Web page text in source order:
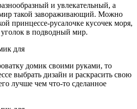
и увлекательный, а
такой завораживающий. Можно
принцессе-русалочке кусочек моря,
в подводный мир.
домик своими руками, то
выбрать дизайн и раскрасить свою
лучше чем что-то сделанное